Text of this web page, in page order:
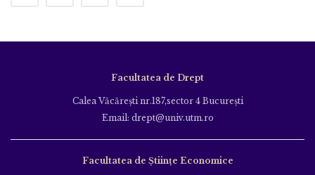
Facultatea de Drept
Calea Văcăreşti nr.187,sector 4 Bucureşti
Email: drept@univ.utm.ro
Facultatea de Științe Economice